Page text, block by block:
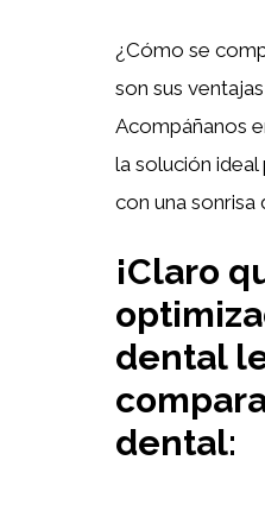
¿Cómo se
son sus
Acompáñanos
la solución
con una
¡Claro
dental
dental: